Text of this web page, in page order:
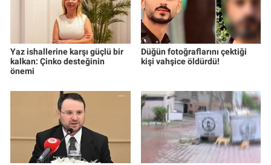
Yaz ishallerine karşı güçlü bir
kalkan: Çinko desteğinin
önemi
Düğün fotoğraflarını çektiği
kişi vahşice öldürdü!